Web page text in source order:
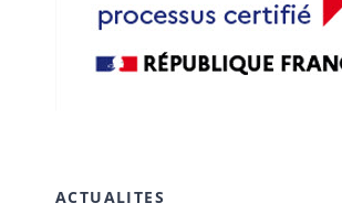
ACTUALITES